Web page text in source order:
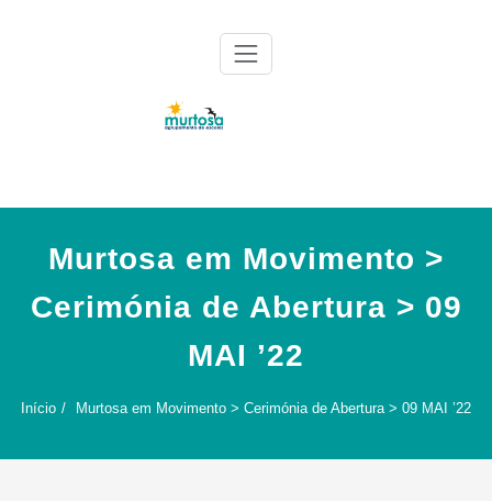
Murtosa em Movimento >
Cerimónia de Abertura > 09
MAI ’22
Início Murtosa em Movimento > Cerimónia de Abertura > 09 MAI ’22